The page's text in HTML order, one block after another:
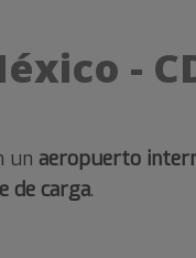
-
un aeropuerto
de carga.